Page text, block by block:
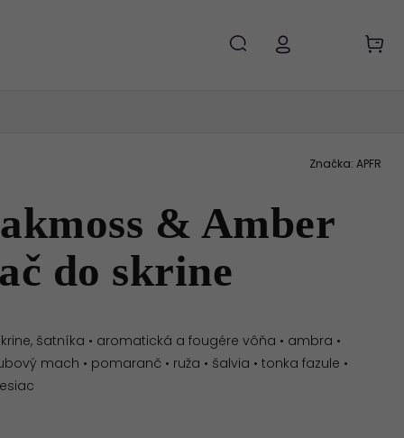
& Amber
do skrine
šatníka • aromatická a fougére vôňa • ambra •
mach • pomaranč • ruža • šalvia • tonka fazule •
Značka: APFR